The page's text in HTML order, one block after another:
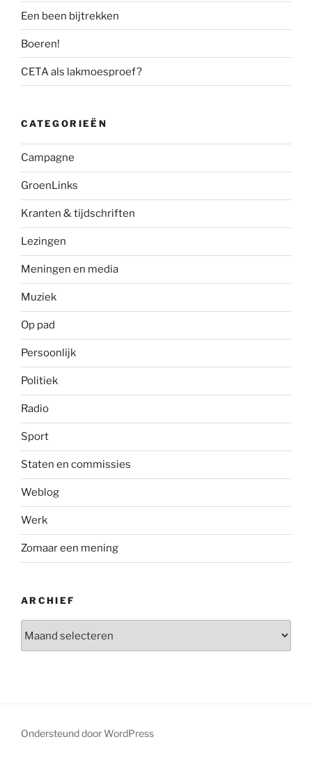
Een been bijtrekken
Boeren!
CETA als lakmoesproef?
CATEGORIEËN
Campagne
GroenLinks
Kranten & tijdschriften
Lezingen
Meningen en media
Muziek
Op pad
Persoonlijk
Politiek
Radio
Sport
Staten en commissies
Weblog
Werk
Zomaar een mening
ARCHIEF
Ondersteund door WordPress